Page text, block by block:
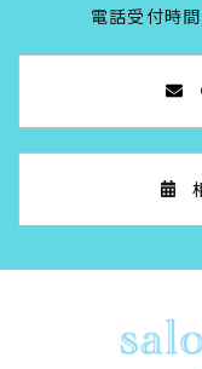
電話受付時